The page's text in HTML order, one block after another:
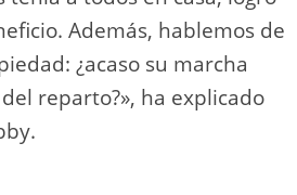
Además, hablemos de
¿acaso su marcha
reparto?», ha explicado